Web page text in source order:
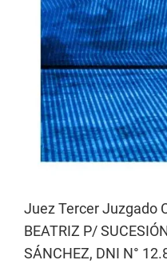
Juez Tercer Juzgado
BEATRIZ P/
SÁNCHEZ, DNI N°